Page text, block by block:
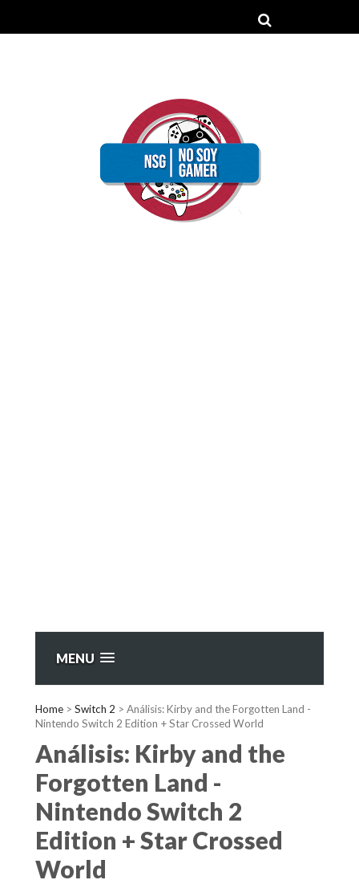
MENU
Home > Switch 2 > Análisis: Kirby and the Forgotten Land -
Nintendo Switch 2 Edition + Star Crossed World
Análisis: Kirby and the
Forgotten Land -
Nintendo Switch 2
Edition + Star Crossed
World